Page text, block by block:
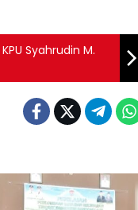
Syahrudin M.